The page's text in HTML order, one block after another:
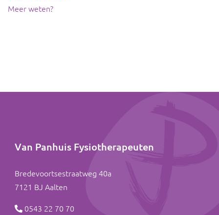
Meer weten?
Van Panhuis Fysiotherapeuten
Bredevoortsestraatweg 40a
7121 BJ Aalten
0543 22 70 70